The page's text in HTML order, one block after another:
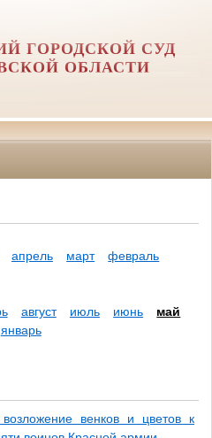
ГОРОДСКОЙ СУД
ОБЛАСТИ
апрель март
февраль
август июль июнь
май
январь
возложение венков и цветов к